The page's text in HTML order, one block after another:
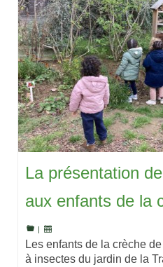
La présentation
aux enfants de la
Les enfants de la crèche
à insectes du jardin de la